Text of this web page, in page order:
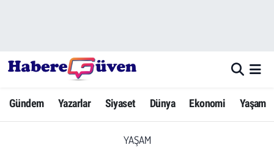
Gündem Yazarlar Siyaset Dünya Ekonomi Yaşam
YAŞAM
Yazarlar
Dünya
Hava Durumu
Trafik Durumu
Süper Lig Puan Durumu ve Fikstür